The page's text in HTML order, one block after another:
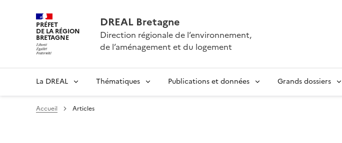
PRÉFET
DE LA RÉGION
BRETAGNE
DREAL Bretagne
Direction régionale de l’environnement,
de l’aménagement et du logement
La DREAL Thématiques Publications et données Grands dossiers
Accueil Articles